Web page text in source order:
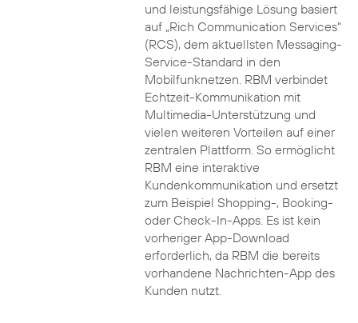
und leistungsfähige Lösung basiert
auf „Rich Communication Services“
(RCS), dem aktuellsten Messaging-
Service-Standard in den
Mobilfunknetzen. RBM verbindet
Echtzeit-Kommunikation mit
Multimedia-Unterstützung und
vielen weiteren Vorteilen auf einer
zentralen Plattform. So ermöglicht
RBM eine interaktive
Kundenkommunikation und ersetzt
zum Beispiel Shopping-, Booking-
oder Check-In-Apps. Es ist kein
vorheriger App-Download
erforderlich, da RBM die bereits
vorhandene Nachrichten-App des
Kunden nutzt.